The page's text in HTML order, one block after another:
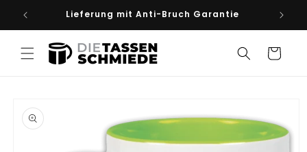
zum
Inhalt
Lieferung mit Anti-Bruch Garantie
Warenkorb